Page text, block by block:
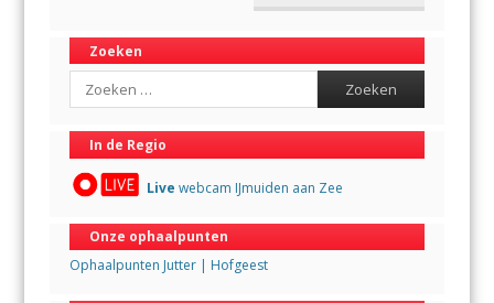
Zoeken
Search
In de Regio
Live webcam IJmuiden aan Zee
Onze ophaalpunten
Ophaalpunten Jutter | Hofgeest